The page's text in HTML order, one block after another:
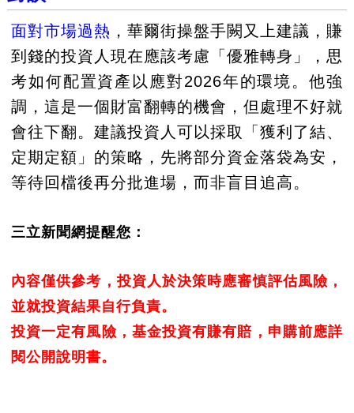
面對市場過熱 ，華爾街操盤手闕又上建議，賺
到錢的投資人現在應該考慮「優雅轉身」，思
考如何配置資產以應對2026年的環境。他強
調，這是一個財富翻轉的機會，但處理不好就
會往下翻。建議投資人可以採取「獲利了結、
定期定額」的策略，先將部分資金落袋為安，
等待回檔後再分批進場，而非盲目追高。
三立新聞網提醒您：
內容僅供參考，投資人於決策時應審慎評估風險，
並就投資結果自行負責。
投資一定有風險，基金投資有賺有賠，申購前應詳
閱公開說明書。